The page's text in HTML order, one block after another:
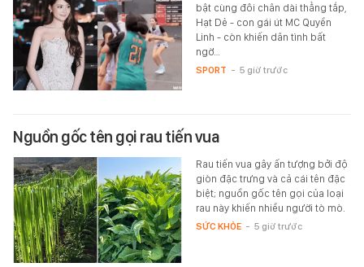
bật cùng đôi chân dài thẳng tắp,
Hạt Dẻ - con gái út MC Quyền
Linh - còn khiến dân tình bất
ngờ…
SPORT - 5 giờ trước
Nguồn gốc tên gọi rau tiến vua
Rau tiến vua gây ấn tượng bởi độ
giòn đặc trưng và cả cái tên đặc
biệt; nguồn gốc tên gọi của loại
rau này khiến nhiều người tò mò.
SỨC KHỎE - 5 giờ trước